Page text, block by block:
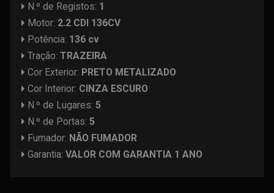
N.º de Registos: 1
Motor: 2.2 CDI 136CV
Potência: 136 cv
Tração: TRAZEIRA
Cor Exterior: PRETO METALIZADO
Cor Interior: CINZA ESCURO
N.º de Lugares: 5
N.º de Portas: 5
Fumador: NÃO FUMADOR
Garantia: VALOR COM GARANTIA 1 ANO